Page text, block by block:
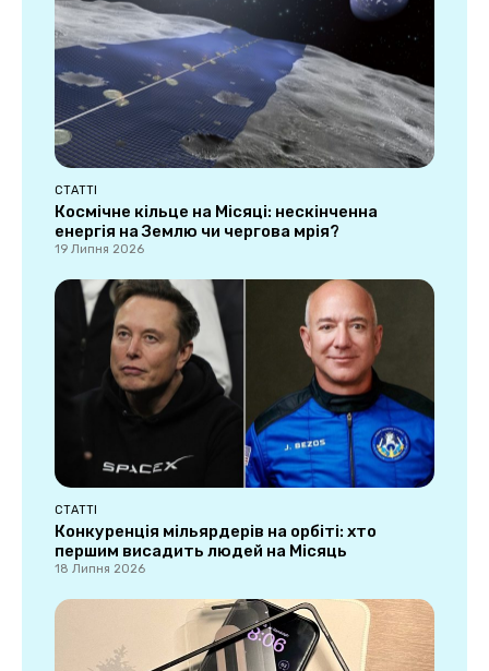
СТАТТІ
Космічне кільце на Місяці: нескінченна
енергія на Землю чи чергова мрія?
19 Липня 2026
СТАТТІ
Конкуренція мільярдерів на орбіті: хто
першим висадить людей на Місяць
18 Липня 2026